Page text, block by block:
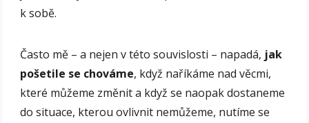
k sobě.
Často mě – a nejen v této souvislosti – napadá, jak
pošetile se chováme, když naříkáme nad věcmi,
které můžeme změnit a když se naopak dostaneme
do situace, kterou ovlivnit nemůžeme, nutíme se